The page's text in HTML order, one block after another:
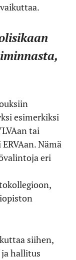
esimerkiksi
tai
Nämä
eri
siihen,
hallitus